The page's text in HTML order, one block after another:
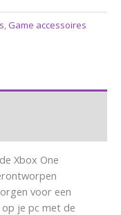
, Game accessoires
Xbox One
voor een
je pc met de